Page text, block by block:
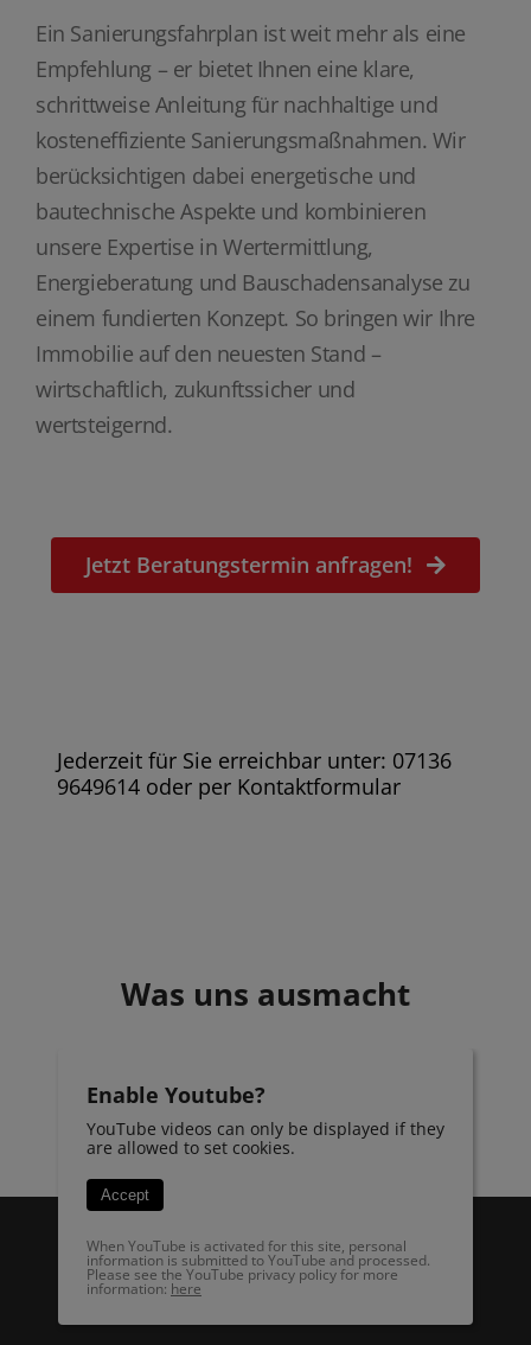
Ein Sanierungsfahrplan ist weit mehr als eine
Empfehlung – er bietet Ihnen eine klare,
schrittweise Anleitung für nachhaltige und
kosteneffiziente Sanierungsmaßnahmen. Wir
berücksichtigen dabei energetische und
bautechnische Aspekte und kombinieren
unsere Expertise in Wertermittlung,
Energieberatung und Bauschadensanalyse zu
einem fundierten Konzept. So bringen wir Ihre
Immobilie auf den neuesten Stand –
wirtschaftlich, zukunftssicher und
wertsteigernd.
Jetzt Beratungstermin anfragen!
Jederzeit für Sie erreichbar unter: 07136
9649614 oder per Kontaktformular
Was uns ausmacht
Enable Youtube?
YouTube videos can only be displayed if they
are allowed to set cookies.
Accept
When YouTube is activated for this site, personal
information is submitted to YouTube and processed.
Please see the YouTube privacy policy for more
information: here